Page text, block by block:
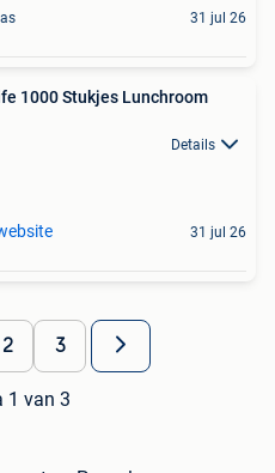
31 jul 26
1000 Stukjes Lunchroom
Details
31 jul 26
2 3
1 van 3